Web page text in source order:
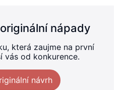
nápady
která zaujme na první
vás od konkurence.
návrh